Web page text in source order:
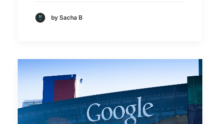
by Sacha B